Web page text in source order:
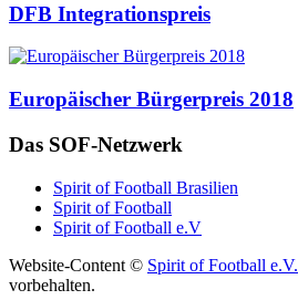
DFB Integrationspreis
Europäischer Bürgerpreis 2018
Das SOF-Netzwerk
Spirit of Football Brasilien
Spirit of Football
Spirit of Football e.V
Website-Content © Spirit of Football e.V.
vorbehalten.